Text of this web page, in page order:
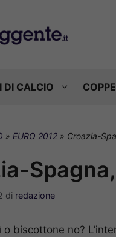
DI CALCIO COPPE
» EURO 2012 » Croazia-
di redazione
o biscottone no?